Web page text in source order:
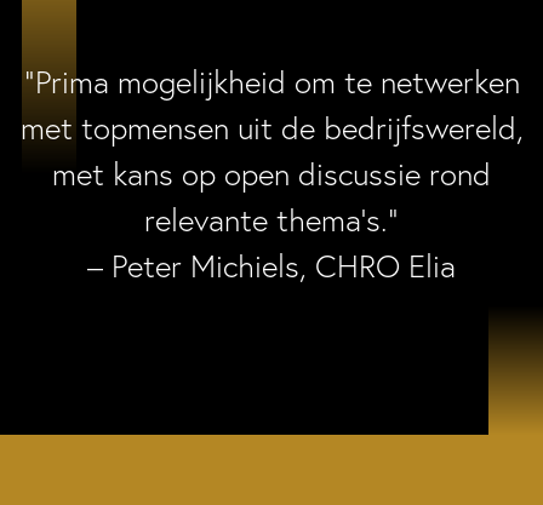
“Prima mogelijkheid om te netwerken
met topmensen uit de bedrijfswereld,
met kans op open discussie rond
relevante thema’s.”
– Peter Michiels, CHRO Elia